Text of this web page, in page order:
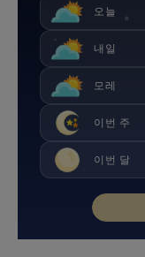
오늘
내일
모레
이번 주
이번 달